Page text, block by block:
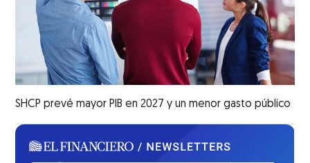
SHCP prevé mayor PIB en 2027 y un menor gasto público